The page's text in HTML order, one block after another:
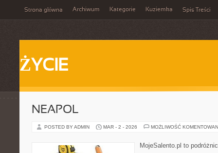
Strona główna Archiwum Kategorie Kuziemka Spis Treści
ŻYCIE
NEAPOL
POSTED BY ADMIN MAR - 2 - 2026 MOŻLIWOŚĆ
MojeSalento.pl to